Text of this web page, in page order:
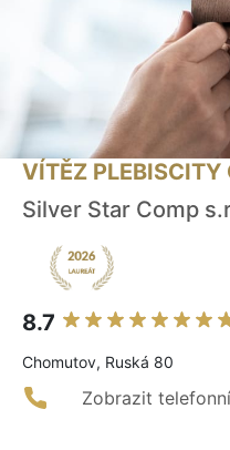
VÍTĚZ PLEBISCITY
Silver Star Comp
8.7
Chomutov, Ruská 80
Zobrazit